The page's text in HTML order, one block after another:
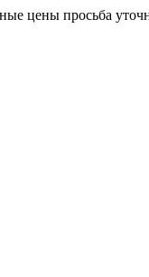
цены просьба